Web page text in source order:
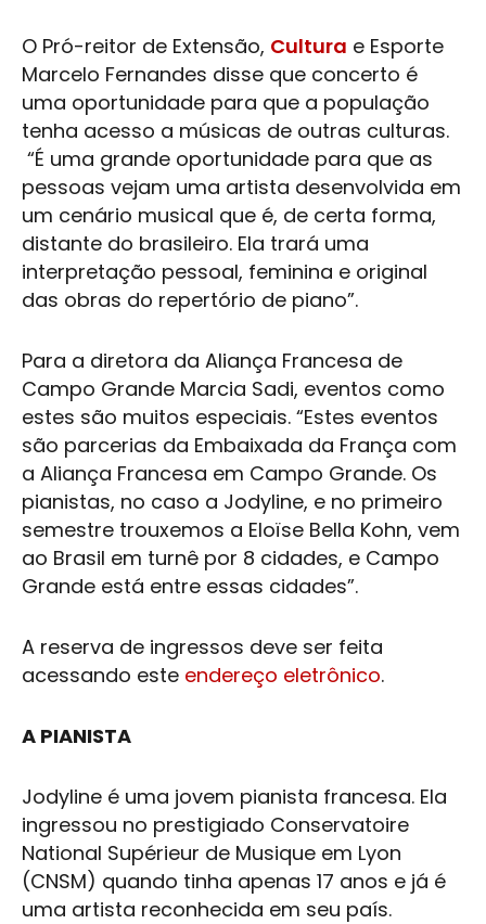
O Pró-reitor de Extensão, Cultura e Esporte
Marcelo Fernandes disse que concerto é
uma oportunidade para que a população
tenha acesso a músicas de outras culturas.
“É uma grande oportunidade para que as
pessoas vejam uma artista desenvolvida em
um cenário musical que é, de certa forma,
distante do brasileiro. Ela trará uma
interpretação pessoal, feminina e original
das obras do repertório de piano”.
Para a diretora da Aliança Francesa de
Campo Grande Marcia Sadi, eventos como
estes são muitos especiais. “Estes eventos
são parcerias da Embaixada da França com
a Aliança Francesa em Campo Grande. Os
pianistas, no caso a Jodyline, e no primeiro
semestre trouxemos a Eloïse Bella Kohn, vem
ao Brasil em turnê por 8 cidades, e Campo
Grande está entre essas cidades”.
A reserva de ingressos deve ser feita
acessando este endereço eletrônico.
A PIANISTA
Jodyline é uma jovem pianista francesa. Ela
ingressou no prestigiado Conservatoire
National Supérieur de Musique em Lyon
(CNSM) quando tinha apenas 17 anos e já é
uma artista reconhecida em seu país.